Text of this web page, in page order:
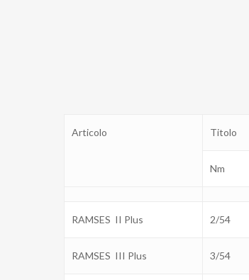
Articolo Titolo
Nm
RAMSES II Plus 2/54
RAMSES III Plus 3/54